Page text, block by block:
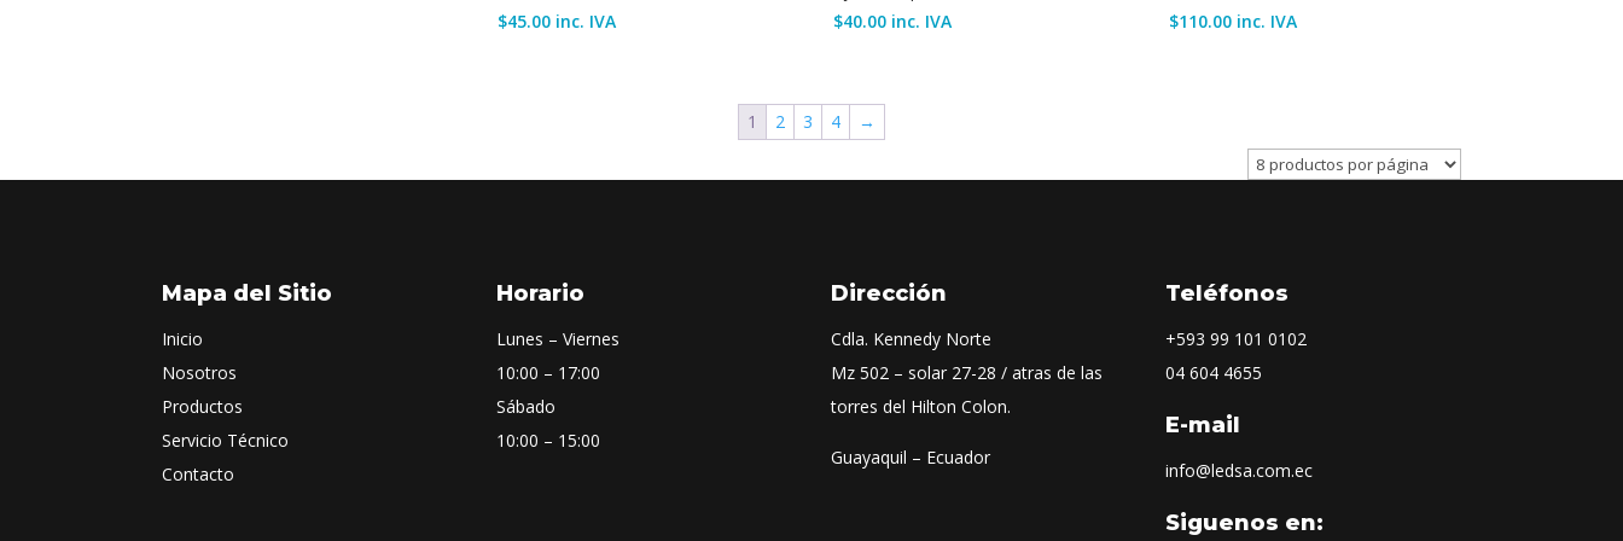
$45.00 inc. IVA
$40.00 inc. IVA
$110.00 inc. IVA
1 2 3 4 →
Mapa del Sitio
Inicio
Nosotros
Productos
Servicio Técnico
Contacto
Horario
Lunes – Viernes
10:00 – 17:00
Sábado
10:00 – 15:00
Dirección
Cdla. Kennedy Norte
Mz 502 – solar 27-28 / atras de las
torres del Hilton Colon.
Guayaquil – Ecuador
Teléfonos
+593 99 101 0102
04 604 4655
E-mail
info@ledsa.com.ec
Siguenos en: